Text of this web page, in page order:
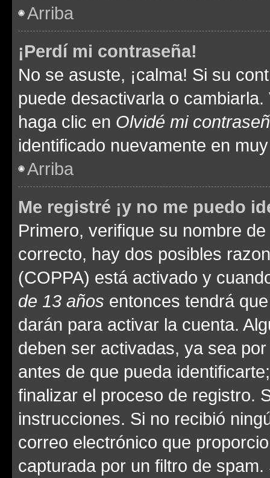
Arriba
¡Perdí mi contraseña!
No se asuste, ¡calma! Si su
puede desactivarla o
haga clic en Olvidé mi
identificado nuevamente en
Arriba
Me registré ¡y no me puedo
Primero, verifique su nombre
correcto, hay dos posibles
(COPPA) está activado y
de 13 años entonces tendrá
darán para activar la cuenta.
deben ser activadas, ya sea
antes de que pueda
finalizar el proceso de registro.
instrucciones. Si no recibió
correo electrónico que
capturada por un filtro de